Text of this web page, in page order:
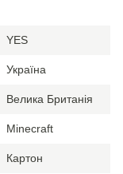
YES
Україна
Велика Британія
Minecraft
Картон